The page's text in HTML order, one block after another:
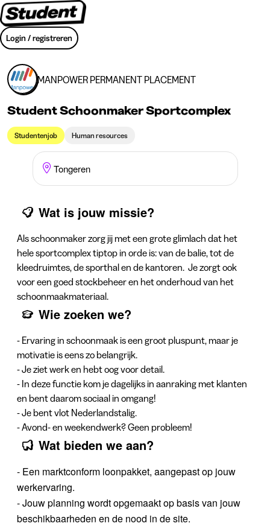
Login / registreren
MANPOWER PERMANENT PLACEMENT
Student Schoonmaker Sportcomplex
Studentenjob Human resources
Tongeren
Wat is jouw missie?
Als schoonmaker zorg jij met een grote glimlach dat het
hele sportcomplex tiptop in orde is: van de balie, tot de
kleedruimtes, de sporthal en de kantoren. Je zorgt ook
voor een goed stockbeheer en het onderhoud van het
schoonmaakmateriaal.
Wie zoeken we?
- Ervaring in schoonmaak is een groot pluspunt, maar je
motivatie is eens zo belangrijk.
- Je ziet werk en hebt oog voor detail.
- In deze functie kom je dagelijks in aanraking met klanten
en bent daarom sociaal in omgang!
- Je bent vlot Nederlandstalig.
- Avond- en weekendwerk? Geen probleem!
Wat bieden we aan?
- Een marktconform loonpakket, aangepast op jouw
werkervaring.
- Jouw planning wordt opgemaakt op basis van jouw
beschikbaarheden en de nood in de site.